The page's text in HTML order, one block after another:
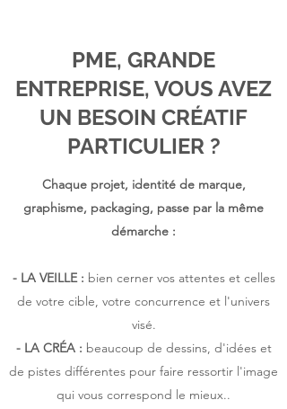
PME, GRANDE
ENTREPRISE, VOUS AVEZ
UN BESOIN CRÉATIF
PARTICULIER ?
​​​​Chaque projet, identité de marque,
graphisme, packaging, passe par la même
démarche :
- LA VEILLE : bien cerner vos attentes et celles
de votre cible, votre concurrence et l'univers
visé.
- LA CRÉA : beaucoup de dessins, d'idées et
de pistes différentes pour faire ressortir l'image
qui vous correspond le mieux..